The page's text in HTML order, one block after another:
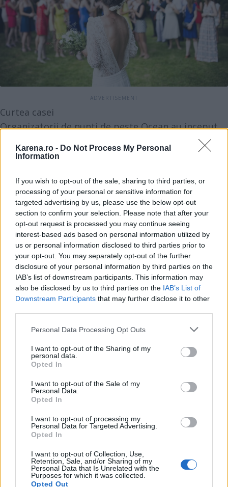
Karena.ro - Do Not Process My Personal
Information
If you wish to opt-out of the sale, sharing to third parties, or
processing of your personal or sensitive information for
targeted advertising by us, please use the below opt-out
section to confirm your selection. Please note that after your
opt-out request is processed you may continue seeing
interest-based ads based on personal information utilized by
us or personal information disclosed to third parties prior to
your opt-out. You may separately opt-out of the further
disclosure of your personal information by third parties on the
IAB’s list of downstream participants. This information may
also be disclosed by us to third parties on the IAB’s List of
Downstream Participants that may further disclose it to other
Please note that this website/app uses one or more Google
not limited to your visit or usage behaviour. You may click to
grant or deny consent to Google and its third-party tags to
use your data for below specified purposes in below Google
consent section.
Personal Data Processing Opt Outs
I want to opt-out of the Sharing of my
personal data.
Opted In
I want to opt-out of the Sale of my
Personal Data.
Opted In
I want to opt-out of processing my
Personal Data for Targeted Advertising.
Opted In
I want to opt-out of Collection, Use,
Retention, Sale, and/or Sharing of my
Personal Data that Is Unrelated with the
Purposes for which it was collected.
Opted Out
Curtea casei
Organizatorii de nunti de peste Ocean au inceput
sa-si sfatuiasca clientele sa mizeze pe locurile de
care sunt ele foarte atasate. Unul dintre acestea?
destul de generoase. Cele care se numara printre
norocoasele detinatoare ale unei astfel de
proprietati pot face in voie petrecerea pe care o
viseaza, insa celelalte viitoare mirese, care locuiesc
probabil in banalul apartament de bloc ce variante
au? Ce ati zice de o nunta la tara, in curtea casei
bunicilor? Mai mult ca sigur bunii vostri se vor
bucura sa le faceti o astfel de onoare, iar tematica
rustica, la mare cautare anul acesta, va vor provoca
sa veniti cu cele mai originale idei.